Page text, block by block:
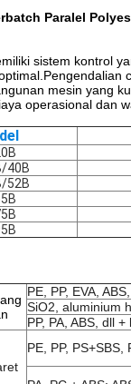
Paralel
sistem kontrol
mesin yang
operasional dan
40B
52B
PE, PP, EVA,
SiO2, aluminium
PP, PA, ABS, dll
PE, PP, PS+SBS,